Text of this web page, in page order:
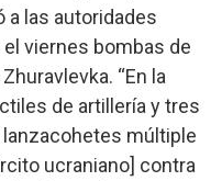
a las autoridades
viernes bombas de
“En la
de artillería y tres
múltiple
ucraniano] contra